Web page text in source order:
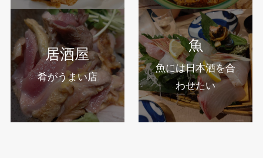
居酒屋
肴がうまい店
魚
魚には日本酒を合
わせたい